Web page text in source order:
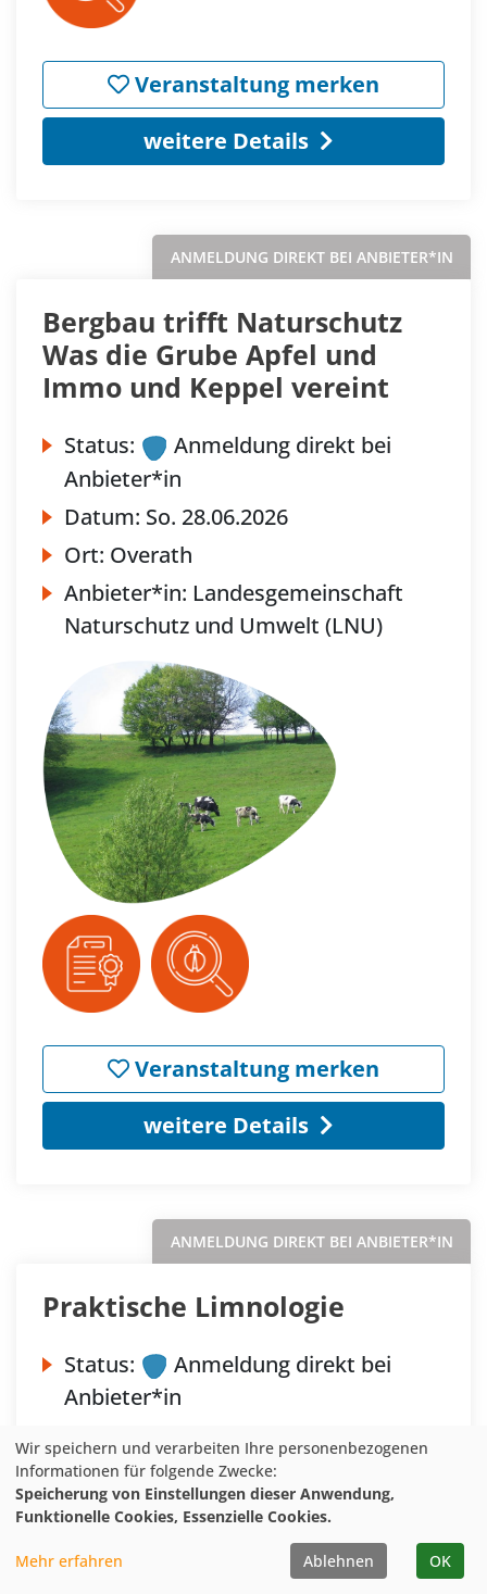
Veranstaltung merken
weitere Details
ANMELDUNG DIREKT BEI ANBIETER*IN
Bergbau trifft Naturschutz
Was die Grube Apfel und
Immo und Keppel vereint
Status:
Anmeldung direkt bei
Anbieter*in
Datum: So. 28.06.2026
Ort: Overath
Anbieter*in: Landesgemeinschaft
Naturschutz und Umwelt (LNU)
Veranstaltung merken
weitere Details
ANMELDUNG DIREKT BEI ANBIETER*IN
Praktische Limnologie
Status:
Anmeldung direkt bei
Anbieter*in
Datum: Di.
30.06.2026
Ort:Möhnesee
Anbieter*in:Liz Möhnesee e.V.
Wir speichern und verarbeiten Ihre personenbezogenen
Informationen für folgende Zwecke:
Speicherung von Einstellungen dieser Anwendung,
Funktionelle Cookies, Essenzielle Cookies.
Mehr erfahren Ablehnen OK